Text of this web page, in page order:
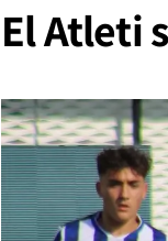
El Atleti